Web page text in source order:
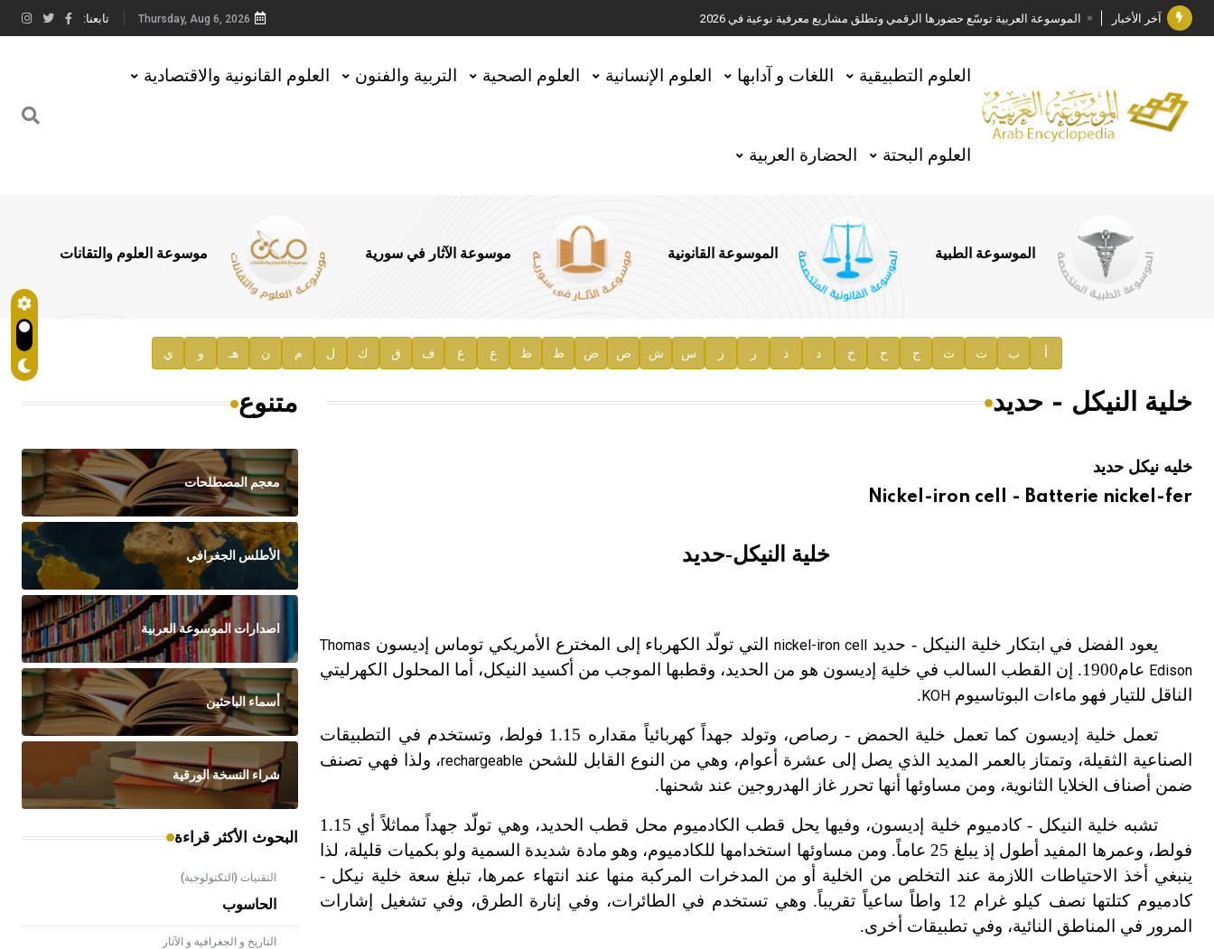
آخر الأخبار الموسوعة العربية توسّع حضورها الرقمي وتطلق مشاريع معرفية نوعية في 2026
جائزة مجمع الملك سلمان العالمي للغة العربية 2025
الأستاذ إياد خالد الطباع مدير عام لهيئة الموسوعة العربية
السيد محمد ياسين صالح وزيرا للثقافة
توصيات مجلس الإدارة
صدور المجلد السابع من موسوعة الآثار في سورية
إعلان..
هيئة الموسوعة العربية تطلق موسوعات جديدة في عام 2026
Thursday, Aug 6, 2026 تابعنا:
العلوم التطبيقية اللغات و آدابها العلوم الإنسانية العلوم الصحية التربية والفنون العلوم القانونية والاقتصادية
العلوم البحتة الحضارة العربية
الموسوعة الطبية الموسوعة القانونية موسوعة الآثار في سورية موسوعة العلوم والتقانات
أ ب ت ث ج ح خ د ذ ر ز س ش ص ض ط ظ ع غ ف ق ك ل م ن هـ و ي
خلية النيكل - حديد
خليه نيكل حديد
Nickel-iron cell - Batterie nickel-fer
خلية النيكل-حديد
يعود الفضل في ابتكار خلية النيكل - حديد nickel-iron cellالتي تولّد الكهرباء إلى المخترع الأمريكي توماس إديسون Thomas
Edison عام
1900. إن القطب السالب في خلية إديسون هو من الحديد، وقطبها الموجب من أكسيد النيكل، أما المحلول الكهرليتي
الناقل للتيار فهو ماءات البوتاسيوم KOH
.
تعمل خلية إديسون كما تعمل خلية الحمض -
رصاص، وتولد جهداً كهربائياً مقداره 1.15 فولط، وتستخدم في التطبيقات
الصناعية الثقيلة، وتمتاز بالعمر المديد الذي يصل إلى عشرة أعوام، وهي من النوع القابل للشحن rechargeable، ولذا فهي تصنف
ضمن أصناف الخلايا الثانوية، ومن مساوئها أنها تحرر غاز الهدروجين عند شحنها.
تشبه خلية النيكل - كادميوم خلية إديسون، وفيها يحل قطب الكادميوم محل قطب الحديد، وهي تولّد جهداً مماثلاً أي 1.15
فولط، وعمرها المفيد أطول إذ يبلغ 25 عاماً. ومن مساوئها استخدامها للكادميوم، وهو مادة شديدة السمية ولو بكميات قليلة، لذا
ينبغي أخذ الاحتياطات اللازمة عند التخلص من الخلية أو من المدخرات المركبة منها عند انتهاء عمرها، تبلغ سعة خلية نيكل -
كادميوم كتلتها نصف كيلو غرام 12 واطاً ساعياً تقريباً. وهي تستخدم في الطائرات، وفي إنارة الطرق، وفي تشغيل إشارات
المرور في المناطق النائية، وفي تطبيقات أخرى.
متنوع
معجم المصطلحات
الأطلس الجغرافي
اصدارات الموسوعة العربية
أسماء الباحثين
شراء النسخة الورقية
البحوث الأكثر قراءة
التقنيات (التكنولوجية)
الحاسوب
التاريخ و الجغرافية و الآثار